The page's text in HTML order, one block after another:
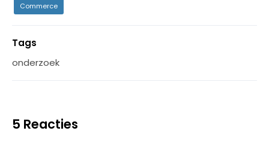
Commerce
Tags
onderzoek
5 Reacties